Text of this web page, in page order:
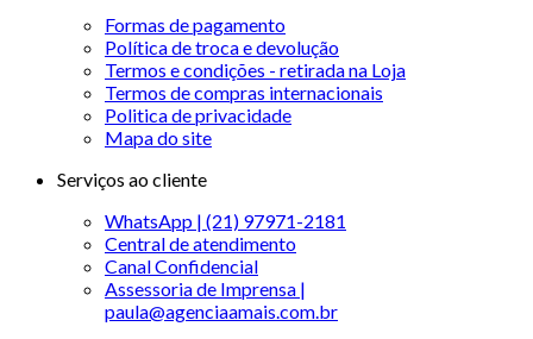
Formas de pagamento
Política de troca e devolução
Termos e condições - retirada na Loja
Termos de compras internacionais
Politica de privacidade
Mapa do site
Serviços ao cliente
WhatsApp | (21) 97971-2181
Central de atendimento
Canal Confidencial
Assessoria de Imprensa |
paula@agenciaamais.com.br